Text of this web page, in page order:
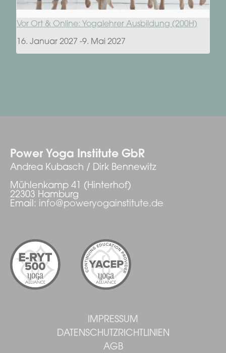
Vor Ort & Online: Yogalehrer Ausbildung (200H)
16. Januar 2027 -9. Mai 2027
Power Yoga Institute GbR
Andrea Kubasch / Dirk Bennewitz
Mühlenkamp 41 (Hinterhof)
22303 Hamburg
Email: info@poweryogainstitute.de
IMPRESSUM
DATENSCHUTZRICHTLINIEN
AGB